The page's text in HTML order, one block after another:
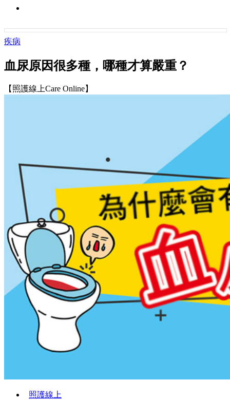
疾病
血尿原因很多種，哪種才算嚴重？
【照護線上Care Online】
照護線上